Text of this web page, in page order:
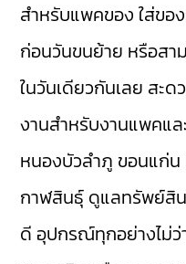
สำหรับแพคของ ใส่ขอ
ก่อนวันขนย้าย หรือสา
ในวันเดียวกันเลย สะ
งานสำหรับงานแพคแ
หนองบัวลำภู ขอนแก่น
กาฬสินธุ์ ดูแลทรัพย์สิน
ดี อุปกรณ์ทุกอย่างไม่ว่